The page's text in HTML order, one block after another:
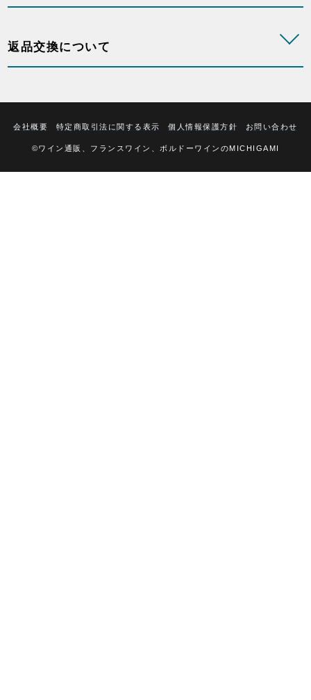
返品交換について
会社概要 特定商取引法に関する表示 個人情報保護方針 お問い合わせ
©ワイン通販、フランスワイン、ボルドーワインのMICHIGAMI